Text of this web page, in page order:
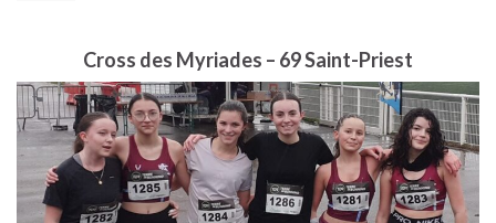
Cross des Myriades – 69 Saint-Priest